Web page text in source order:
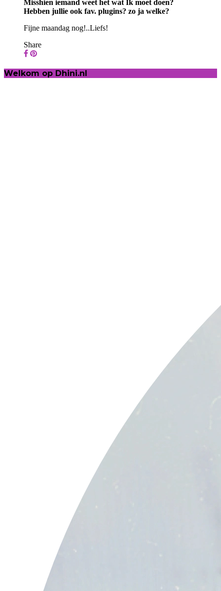
Misshien iemand weet het wat Ik moet doen?
Hebben jullie ook fav. plugins? zo ja welke?
Fijne maandag nog!..Liefs!
Share
Welkom op Dhini.nl